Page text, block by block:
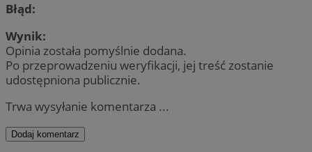
Błąd:
Wynik:
Opinia została pomyślnie dodana.
Po przeprowadzeniu weryfikacji, jej treść zostanie
udostępniona publicznie.
Trwa wysyłanie komentarza ...
Dodaj komentarz